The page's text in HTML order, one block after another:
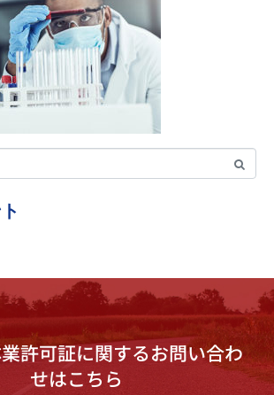
許可証に関するお問い合わ
せはこちら